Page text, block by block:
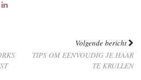
Volgende bericht
TIPS OM EENVOUDIG JE HAAR
TE KRULLEN